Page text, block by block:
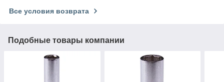
Все условия возврата
Подобные товары компании